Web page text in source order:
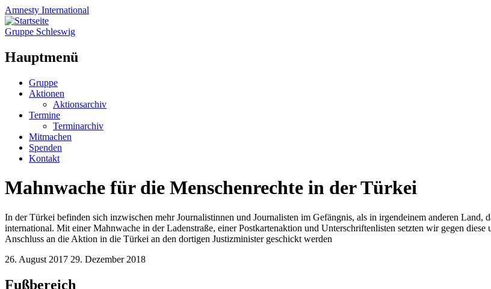
Amnesty International
Gruppe Schleswig
Hauptmenü
Zum
Inhalt
Gruppe
Aktionen
Aktionsarchiv
Termine
Terminarchiv
Mitmachen
Spenden
Kontakt
Mahnwache für die Menschenrechte in der Türkei
In der Türkei befinden sich inzwischen mehr Journalistinnen und Journalisten im Gefängnis, als in irgendeinem anderen Land,
international. Mit einer Mahnwache in der Ladenstraße, einer Postkartenaktion und Unterschriftenlisten setzten wir gegen
Anschluss an die Aktion in die Türkei an den dortigen Justizminister geschickt werden
26. August 2017 29. Dezember 2018
Fußbereich